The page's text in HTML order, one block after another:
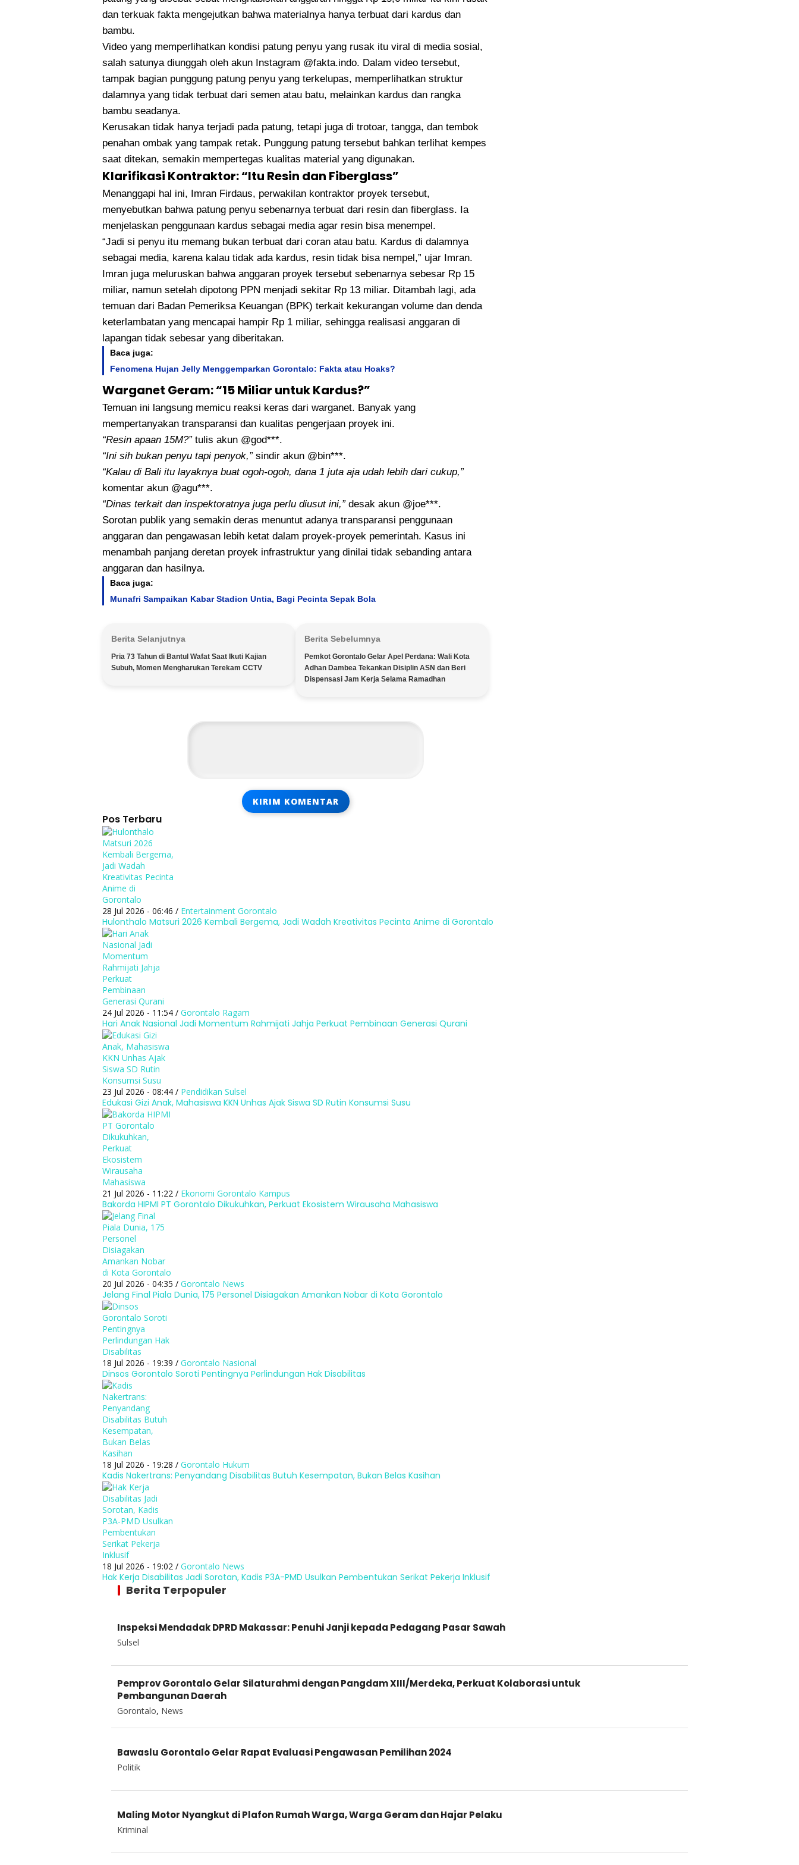
dan terkuak fakta mengejutkan bahwa materialnya hanya terbuat dari kardus dan
bambu.
Video yang memperlihatkan kondisi patung penyu yang rusak itu viral di media sosial,
salah satunya diunggah oleh akun Instagram @fakta.indo. Dalam video tersebut,
tampak bagian punggung patung penyu yang terkelupas, memperlihatkan struktur
dalamnya yang tidak terbuat dari semen atau batu, melainkan kardus dan rangka
bambu seadanya.
Kerusakan tidak hanya terjadi pada patung, tetapi juga di trotoar, tangga, dan tembok
penahan ombak yang tampak retak. Punggung patung tersebut bahkan terlihat kempes
saat ditekan, semakin mempertegas kualitas material yang digunakan.
Klarifikasi Kontraktor: “Itu Resin dan Fiberglass”
Menanggapi hal ini, Imran Firdaus, perwakilan kontraktor proyek tersebut,
menyebutkan bahwa patung penyu sebenarnya terbuat dari resin dan fiberglass. Ia
menjelaskan penggunaan kardus sebagai media agar resin bisa menempel.
“Jadi si penyu itu memang bukan terbuat dari coran atau batu. Kardus di dalamnya
sebagai media, karena kalau tidak ada kardus, resin tidak bisa nempel,” ujar Imran.
Imran juga meluruskan bahwa anggaran proyek tersebut sebenarnya sebesar Rp 15
miliar, namun setelah dipotong PPN menjadi sekitar Rp 13 miliar. Ditambah lagi, ada
temuan dari Badan Pemeriksa Keuangan (BPK) terkait kekurangan volume dan denda
keterlambatan yang mencapai hampir Rp 1 miliar, sehingga realisasi anggaran di
lapangan tidak sebesar yang diberitakan.
Baca juga:
Fenomena Hujan Jelly Menggemparkan Gorontalo: Fakta atau Hoaks?
Warganet Geram: “15 Miliar untuk Kardus?”
Temuan ini langsung memicu reaksi keras dari warganet. Banyak yang
mempertanyakan transparansi dan kualitas pengerjaan proyek ini.
“Resin apaan 15M?”tulis akun @god***.
“Ini sih bukan penyu tapi penyok,”sindir akun @bin***.
“Kalau di Bali itu layaknya buat ogoh-ogoh, dana 1 juta aja udah lebih dari cukup,”
komentar akun @agu***.
“Dinas terkait dan inspektoratnya juga perlu diusut ini,”desak akun @joe***.
Sorotan publik yang semakin deras menuntut adanya transparansi penggunaan
anggaran dan pengawasan lebih ketat dalam proyek-proyek pemerintah. Kasus ini
menambah panjang deretan proyek infrastruktur yang dinilai tidak sebanding antara
anggaran dan hasilnya.
Baca juga:
Munafri Sampaikan Kabar Stadion Untia, Bagi Pecinta Sepak Bola
Berita Selanjutnya
Pria 73 Tahun di Bantul Wafat Saat Ikuti Kajian
Subuh, Momen Mengharukan Terekam CCTV
Berita Sebelumnya
Pemkot Gorontalo Gelar Apel Perdana: Wali Kota
Adhan Dambea Tekankan Disiplin ASN dan Beri
Dispensasi Jam Kerja Selama Ramadhan
Pos Terbaru
28 Jul 2026 - 06:46 / Entertainment Gorontalo
Hulonthalo Matsuri 2026 Kembali Bergema, Jadi Wadah Kreativitas Pecinta Anime di Gorontalo
24 Jul 2026 - 11:54 / Gorontalo Ragam
Hari Anak Nasional Jadi Momentum Rahmijati Jahja Perkuat Pembinaan Generasi Qurani
23 Jul 2026 - 08:44 / Pendidikan Sulsel
Edukasi Gizi Anak, Mahasiswa KKN Unhas Ajak Siswa SD Rutin Konsumsi Susu
21 Jul 2026 - 11:22 / Ekonomi Gorontalo Kampus
Bakorda HIPMI PT Gorontalo Dikukuhkan, Perkuat Ekosistem Wirausaha Mahasiswa
20 Jul 2026 - 04:35 / Gorontalo News
Jelang Final Piala Dunia, 175 Personel Disiagakan Amankan Nobar di Kota Gorontalo
18 Jul 2026 - 19:39 / Gorontalo Nasional
Dinsos Gorontalo Soroti Pentingnya Perlindungan Hak Disabilitas
18 Jul 2026 - 19:28 / Gorontalo Hukum
Kadis Nakertrans: Penyandang Disabilitas Butuh Kesempatan, Bukan Belas Kasihan
18 Jul 2026 - 19:02 / Gorontalo News
Hak Kerja Disabilitas Jadi Sorotan, Kadis P3A-PMD Usulkan Pembentukan Serikat Pekerja Inklusif
Berita Terpopuler
Inspeksi Mendadak DPRD Makassar: Penuhi Janji kepada Pedagang Pasar Sawah
Sulsel
Pemprov Gorontalo Gelar Silaturahmi dengan Pangdam XIII/Merdeka, Perkuat Kolaborasi untuk
Pembangunan Daerah
Gorontalo, News
Bawaslu Gorontalo Gelar Rapat Evaluasi Pengawasan Pemilihan 2024
Politik
Maling Motor Nyangkut di Plafon Rumah Warga, Warga Geram dan Hajar Pelaku
Kriminal